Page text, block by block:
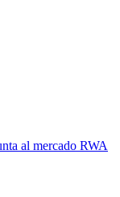
al mercado RWA